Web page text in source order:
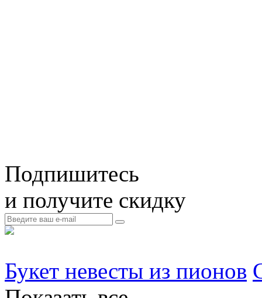
Подпишитесь
и получите скидку
Букет невесты из пионов